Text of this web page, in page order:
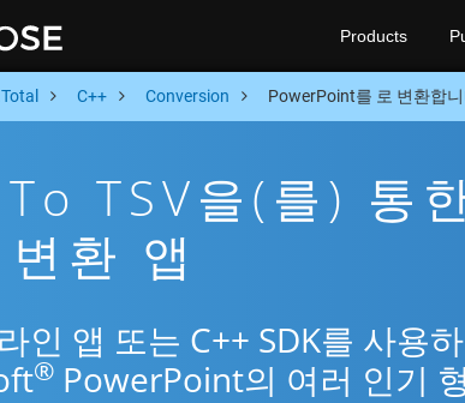
Products
C++ Conversion PowerPoint를 로 변환합니
To TSV을(를) 통
환 앱
인 앱 또는 C++ SDK를 사용
® PowerPoint의 여러 인기